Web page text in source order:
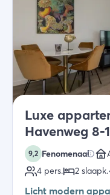
Luxe
Havenweg 8-
9,2 Fenomenaal
4 pers. 2 slaapk.
Licht modern